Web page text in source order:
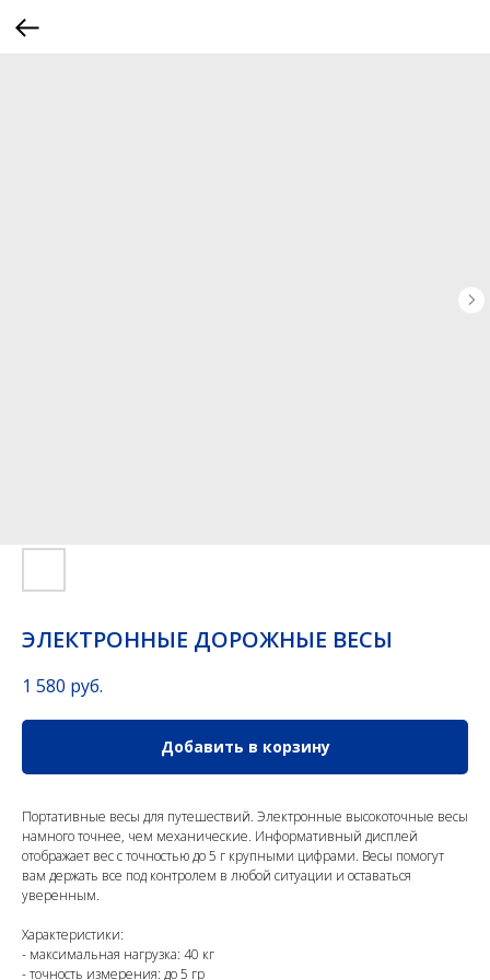
ЭЛЕКТРОННЫЕ ДОРОЖНЫЕ ВЕСЫ
1 580 руб.
Добавить в корзину
Портативные весы для путешествий. Электронные высокоточные весы
намного точнее, чем механические. Информативный дисплей
отображает вес с точностью до 5 г крупными цифрами. Весы помогут
вам держать все под контролем в любой ситуации и оставаться
уверенным.
Характеристики:
- максимальная нагрузка: 40 кг
- точность измерения: до 5 гр